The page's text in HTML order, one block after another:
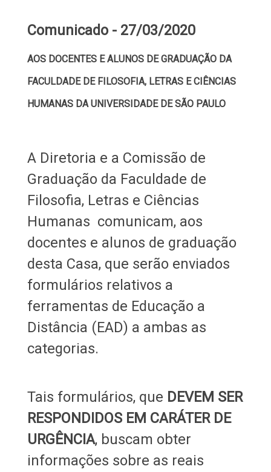
Comunicado - 27/03/2020
AOS DOCENTES E ALUNOS DE GRADUAÇÃO DA
FACULDADE DE FILOSOFIA, LETRAS E CIÊNCIAS
HUMANAS DA UNIVERSIDADE DE SÃO PAULO
A Diretoria e a Comissão de
Graduação da Faculdade de
Filosofia, Letras e Ciências
Humanas comunicam, aos
docentes e alunos de graduação
desta Casa, que serão enviados
formulários relativos a
ferramentas de Educação a
Distância (EAD) a ambas as
categorias.
Tais formulários, que DEVEM SER
RESPONDIDOS EM CARÁTER DE
URGÊNCIA, buscam obter
informações sobre as reais